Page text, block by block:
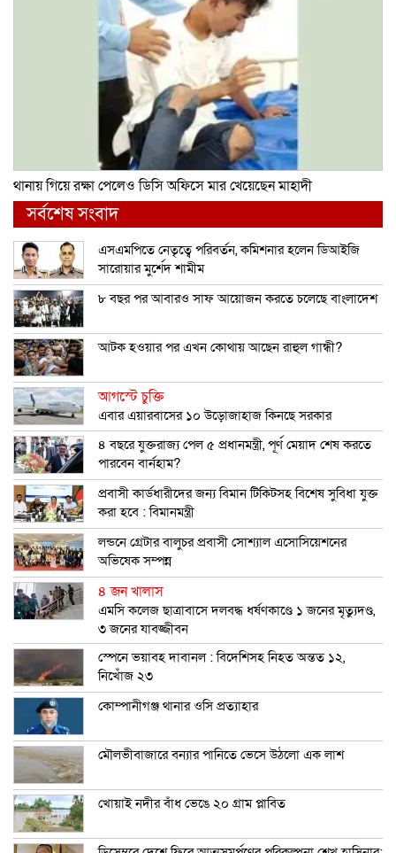
থানায় গিয়ে রক্ষা পেলেও ডিসি অফিসে মার খেয়েছেন মাহাদী
সর্বশেষ সংবাদ
এসএমপিতে নেতৃত্বে পরিবর্তন, কমিশনার হলেন ডিআইজি
সারোয়ার মুর্শেদ শামীম
৮ বছর পর আবারও সাফ আয়োজন করতে চলেছে বাংলাদেশ
আটক হওয়ার পর এখন কোথায় আছেন রাহুল গান্ধী?
আগস্টে চুক্তি
এবার এয়ারবাসের ১০ উড়োজাহাজ কিনছে সরকার
৪ বছরে যুক্তরাজ্য পেল ৫ প্রধানমন্ত্রী, পূর্ণ মেয়াদ শেষ করতে
পারবেন বার্নহাম?
প্রবাসী কার্ডধারীদের জন্য বিমান টিকিটসহ বিশেষ সুবিধা যুক্ত
করা হবে : বিমানমন্ত্রী
লন্ডনে গ্রেটার বালুচর প্রবাসী সোশ্যাল এসোসিয়েশনের
অভিষেক সম্পন্ন
৪ জন খালাস
এমসি কলেজ ছাত্রাবাসে দলবদ্ধ ধর্ষণকাণ্ডে ১ জনের মৃত্যুদণ্ড,
৩ জনের যাবজ্জীবন
স্পেনে ভয়াবহ দাবানল : বিদেশিসহ নিহত অন্তত ১২,
নিখোঁজ ২৩
কোম্পানীগঞ্জ থানার ওসি প্রত্যাহার
মৌলভীবাজারে বন্যার পানিতে ভেসে উঠলো এক লাশ
খোয়াই নদীর বাঁধ ভেঙে ২০ গ্রাম প্লাবিত